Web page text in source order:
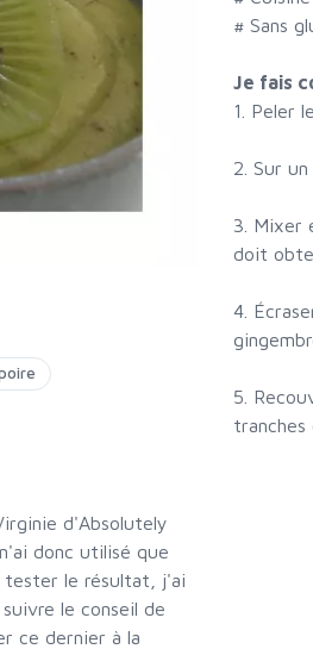
d'Absolutely
donc utilisé que
tester le résultat, j'ai
le conseil de
ce dernier à la
# Sans
Je fais
1. Peler
2. Sur
3. Mixer
doit
4.
5.